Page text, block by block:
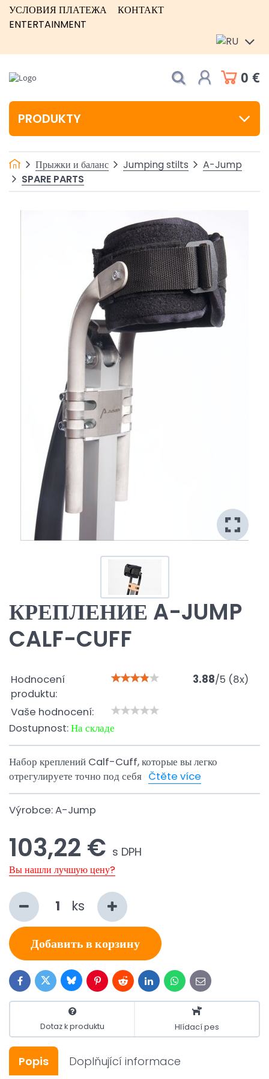
УСЛОВИЯ ПЛАТЕЖА
КОНТАКТ
ENTERTAINMENT
0 €
PRODUKTY
Прыжки и баланс Jumping stilts
A-Jump
SPARE PARTS
КРЕПЛЕНИЕ A-JUMP
CALF-CUFF
Hodnocení
produktu:
3.88/5 (8x)
Vaše hodnocení:
Dostupnost:На складе
Набор креплений Calf-Cuff, которые вы легко
отрегулируете точно под себя Čtěte více
Výrobce:A-Jump
103,22 € s DPH
Вы нашли лучшую цену?
ks
Добавить в корзину
FacebookTwitterBlueskyPinterestRedditLinkedInWhatsApp
E-
mail
Dotaz k produktu Hlídací pes
Popis Doplňující informace